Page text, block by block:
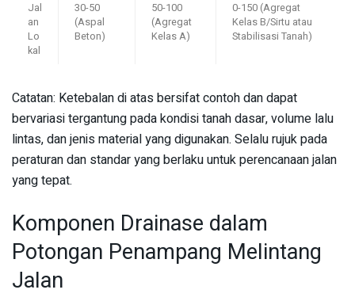
Jal
an
Lo
kal
30-50
(Aspal
Beton)
50-100
(Agregat
Kelas A)
0-150 (Agregat
Kelas B/Sirtu atau
Stabilisasi Tanah)
Catatan: Ketebalan di atas bersifat contoh dan dapat
bervariasi tergantung pada kondisi tanah dasar, volume lalu
lintas, dan jenis material yang digunakan. Selalu rujuk pada
peraturan dan standar yang berlaku untuk perencanaan jalan
yang tepat.
Komponen Drainase dalam
Potongan Penampang Melintang
Jalan